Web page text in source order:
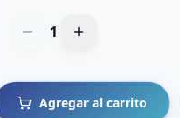
1
Agregar al carrito